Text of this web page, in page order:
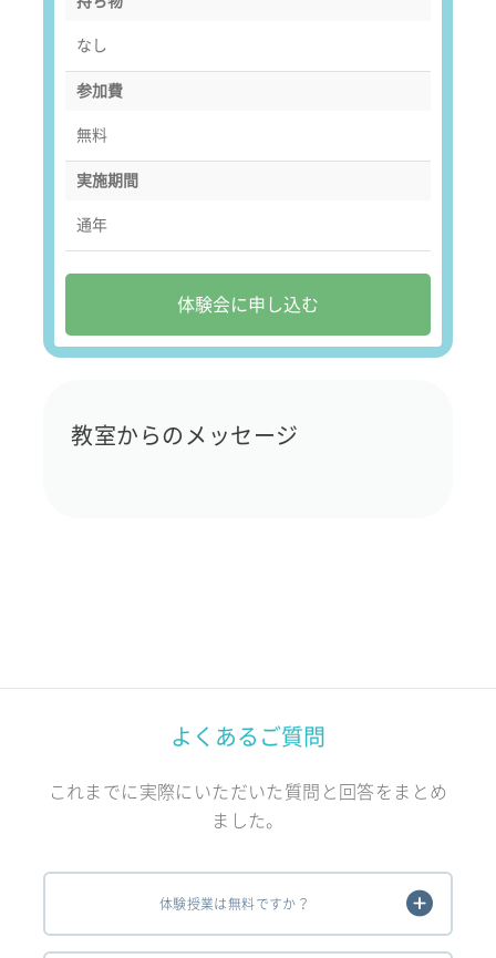
なし
参加費
無料
実施期間
通年
体験会に申し込む
教室からのメッセージ
よくあるご質問
これまでに実際にいただいた質問と回答をまとめ
ました。
体験授業は無料ですか？